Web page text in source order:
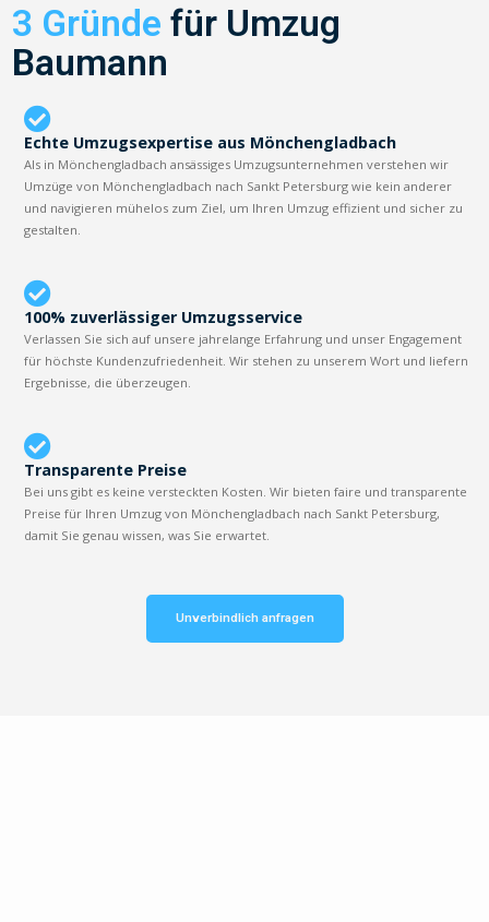
3 Gründe für Umzug
Baumann
Echte Umzugsexpertise aus Mönchengladbach
Als in Mönchengladbach ansässiges Umzugsunternehmen verstehen wir
Umzüge von Mönchengladbach nach Sankt Petersburg wie kein anderer
und navigieren mühelos zum Ziel, um Ihren Umzug effizient und sicher zu
gestalten.
100% zuverlässiger Umzugsservice
Verlassen Sie sich auf unsere jahrelange Erfahrung und unser Engagement
für höchste Kundenzufriedenheit. Wir stehen zu unserem Wort und liefern
Ergebnisse, die überzeugen.
Transparente Preise
Bei uns gibt es keine versteckten Kosten. Wir bieten faire und transparente
Preise für Ihren Umzug von Mönchengladbach nach Sankt Petersburg,
damit Sie genau wissen, was Sie erwartet.
Unverbindlich anfragen